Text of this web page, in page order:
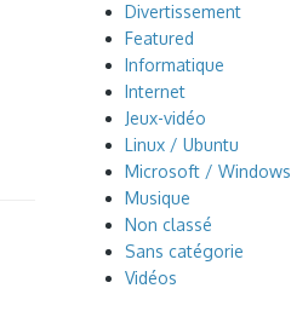
Divertissement
Featured
Informatique
Internet
Jeux-vidéo
Linux / Ubuntu
Microsoft / Windows
Musique
Non classé
Sans catégorie
Vidéos